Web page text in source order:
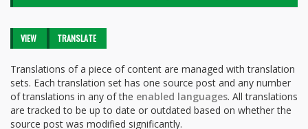
Primary tabs
VIEW TRANSLATE
Translations of a piece of content are managed with translation
sets. Each translation set has one source post and any number
of translations in any of the enabled languages. All translations
are tracked to be up to date or outdated based on whether the
source post was modified significantly.